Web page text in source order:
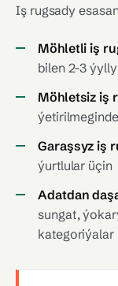
Iş rugsady
Möhletli iş
bilen 2-3
Möhletsiz iş
Garaşsyz iş
ýurtlular üçin
Adatdan
sungat,
kategoriýalar